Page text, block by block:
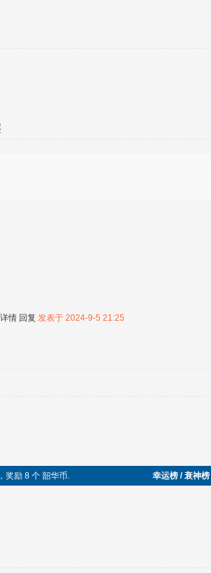
详情 回复 发表于 2024-9-5 21:25
奖励 8 个 韶华币. 幸运榜 / 衰神榜